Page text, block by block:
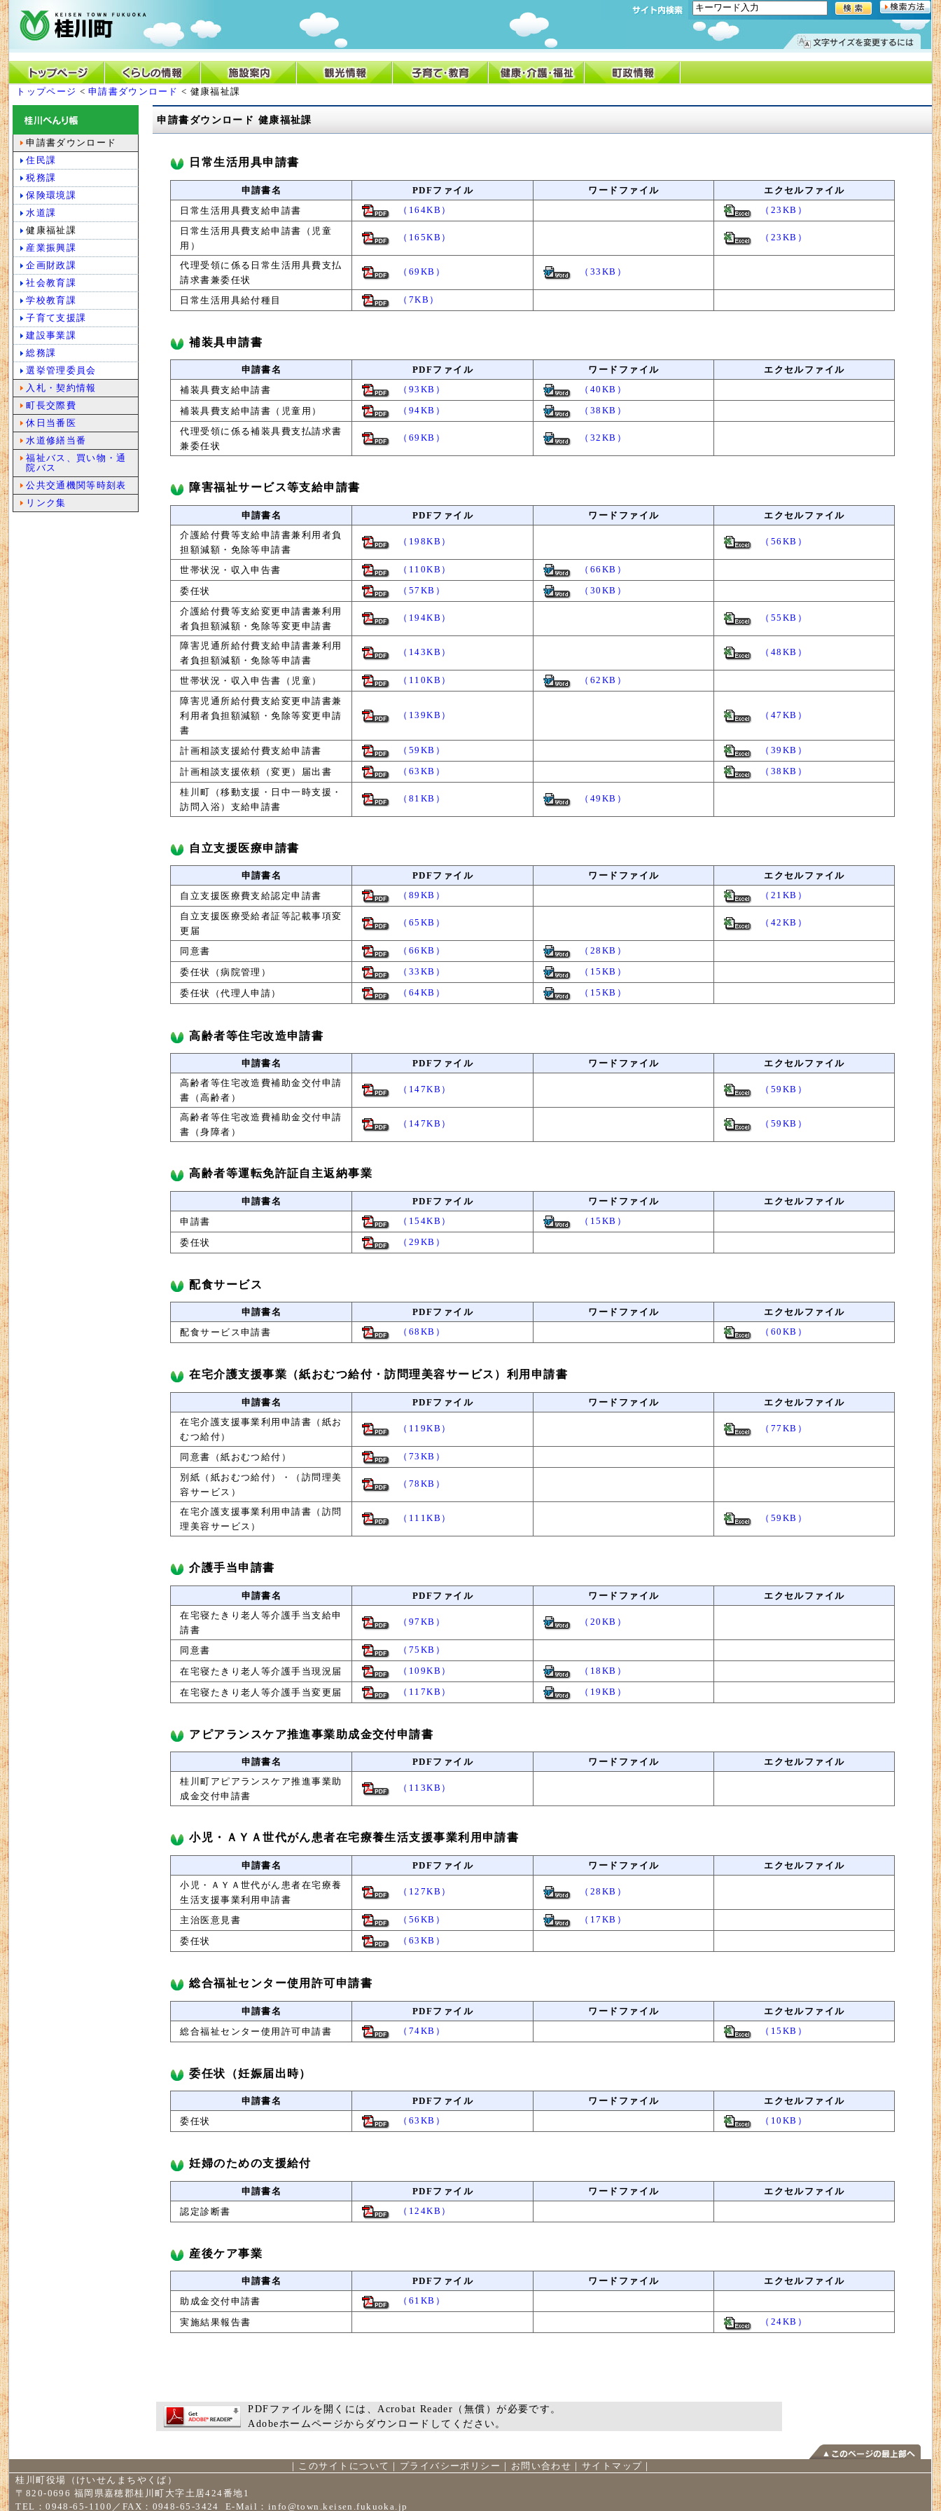
トップページ <申請書ダウンロード < 健康福祉課
申請書ダウンロード 健康福祉課
日常生活用具申請書
申請書名 PDFファイル ワードファイル
エクセルファイル
日常生活用具費支給申請書
（164KB）
（23KB）
日常生活用具費支給申請書（児童
用）
（165KB） （23KB）
代理受領に係る日常生活用具費支払
請求書兼委任状
（69KB） （33KB）
日常生活用具給付種目 （7KB）
補装具申請書
申請書名 PDFファイル ワードファイル
エクセルファイル
補装具費支給申請書
（93KB） （40KB）
補装具費支給申請書（児童用） （94KB）
（38KB）
代理受領に係る補装具費支払請求書
兼委任状
（69KB） （32KB）
障害福祉サービス等支給申請書
申請書名 PDFファイル ワードファイル
エクセルファイル
介護給付費等支給申請書兼利用者負
担額減額・免除等申請書
（198KB） （56KB）
世帯状況・収入申告書 （110KB） （66KB）
委任状 （57KB）
（30KB）
介護給付費等支給変更申請書兼利用
者負担額減額・免除等変更申請書
（194KB） （55KB）
障害児通所給付費支給申請書兼利用
者負担額減額・免除等申請書
（143KB） （48KB）
世帯状況・収入申告書（児童） （110KB）
（62KB）
障害児通所給付費支給変更申請書兼
利用者負担額減額・免除等変更申請
書
（139KB） （47KB）
計画相談支援給付費支給申請書 （59KB） （39KB）
計画相談支援依頼（変更）届出書 （63KB）
（38KB）
桂川町（移動支援・日中一時支援・
訪問入浴）支給申請書
（81KB） （49KB）
自立支援医療申請書
申請書名 PDFファイル ワードファイル
エクセルファイル
自立支援医療費支給認定申請書
（89KB）
（21KB）
自立支援医療受給者証等記載事項変
更届
（65KB） （42KB）
同意書 （66KB） （28KB）
委任状（病院管理） （33KB） （15KB）
委任状（代理人申請） （64KB） （15KB）
高齢者等住宅改造申請書
申請書名 PDFファイル ワードファイル
エクセルファイル
高齢者等住宅改造費補助金交付申請
書（高齢者）
（147KB） （59KB）
高齢者等住宅改造費補助金交付申請
書（身障者）
（147KB） （59KB）
高齢者等運転免許証自主返納事業
申請書名 PDFファイル ワードファイル
エクセルファイル
申請書
（154KB） （15KB）
委任状 （29KB）
配食サービス
申請書名 PDFファイル ワードファイル
エクセルファイル
配食サービス申請書
（68KB） （60KB）
在宅介護支援事業（紙おむつ給付・訪問理美容サービス）利用申請書
申請書名 PDFファイル ワードファイル
エクセルファイル
在宅介護支援事業利用申請書（紙お
むつ給付）
（119KB） （77KB）
同意書（紙おむつ給付）
（73KB）
別紙（紙おむつ給付）・（訪問理美
容サービス）
（78KB）
在宅介護支援事業利用申請書（訪問
理美容サービス）
（111KB） （59KB）
介護手当申請書
申請書名 PDFファイル ワードファイル
エクセルファイル
在宅寝たきり老人等介護手当支給申
請書
（97KB） （20KB）
同意書 （75KB）
在宅寝たきり老人等介護手当現況届 （109KB） （18KB）
在宅寝たきり老人等介護手当変更届 （117KB） （19KB）
アピアランスケア推進事業助成金交付申請書
申請書名 PDFファイル ワードファイル
エクセルファイル
桂川町アピアランスケア推進事業助
成金交付申請書
（113KB）
小児・ＡＹＡ世代がん患者在宅療養生活支援事業利用申請書
申請書名 PDFファイル ワードファイル
エクセルファイル
小児・ＡＹＡ世代がん患者在宅療養
生活支援事業利用申請書
（127KB） （28KB）
主治医意見書 （56KB） （17KB）
委任状 （63KB）
総合福祉センター使用許可申請書
申請書名 PDFファイル ワードファイル
エクセルファイル
総合福祉センター使用許可申請書
（74KB） （15KB）
委任状（妊娠届出時）
申請書名 PDFファイル ワードファイル
エクセルファイル
委任状
（63KB） （10KB）
妊婦のための支援給付
申請書名 PDFファイル ワードファイル
エクセルファイル
認定診断書
（124KB）
産後ケア事業
申請書名 PDFファイル ワードファイル
エクセルファイル
助成金交付申請書
（61KB）
実施結果報告書 （24KB）
PDFファイルを開くには、Acrobat Reader（無償）が必要です。
Adobeホームページからダウンロードしてください。
申請書ダウンロード
住民課
税務課
保険環境課
水道課
健康福祉課
産業振興課
企画財政課
社会教育課
学校教育課
子育て支援課
建設事業課
総務課
選挙管理委員会
入札・契約情報
町長交際費
休日当番医
水道修繕当番
福祉バス、買い物・通
院バス
公共交通機関等時刻表
リンク集
｜ このサイトについて ｜ プライバシーポリシー ｜ お問い合わせ ｜ サイトマップ ｜
桂川町役場（けいせんまちやくば）
〒820-0696 福岡県嘉穂郡桂川町大字土居424番地1
TEL：0948-65-1100／FAX：0948-65-3424 E-Mail： info@town.keisen.fukuoka.jp